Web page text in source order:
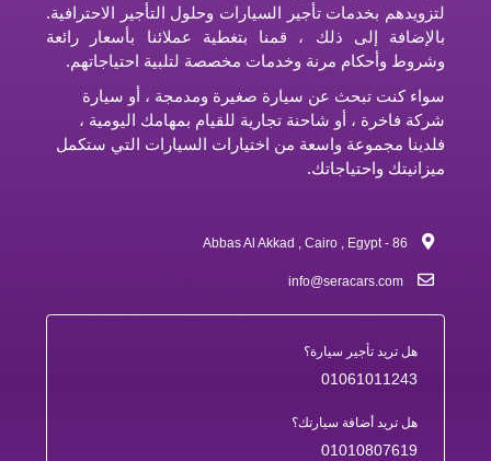
لتزويدهم بخدمات تأجير السيارات وحلول التأجير الاحترافية.
بالإضافة إلى ذلك ، قمنا بتغطية عملائنا بأسعار رائعة
وشروط وأحكام مرنة وخدمات مخصصة لتلبية احتياجاتهم.
سواء كنت تبحث عن سيارة صغيرة ومدمجة ، أو سيارة
شركة فاخرة ، أو شاحنة تجارية للقيام بمهامك اليومية ،
فلدينا مجموعة واسعة من اختيارات السيارات التي ستكمل
ميزانيتك واحتياجاتك.
info@seracars.com
هل تريد تأجير سيارة؟
01061011243
هل تريد أضافة سيارتك؟
01010807619